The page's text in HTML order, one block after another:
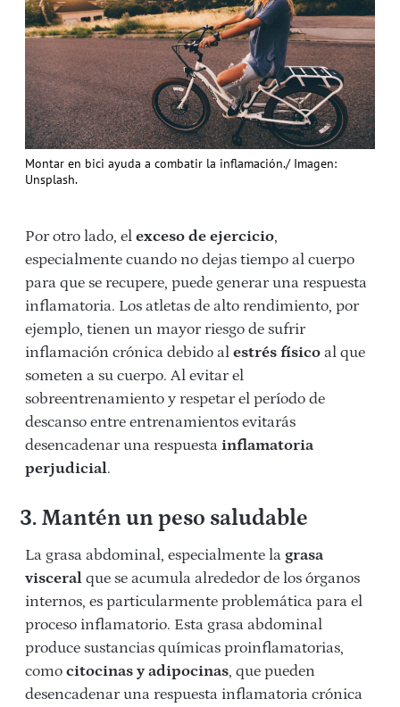
Montar en bici ayuda a combatir la inflamación./ Imagen:
Unsplash.
Por otro lado, el exceso de ejercicio,
especialmente cuando no dejas tiempo al cuerpo
para que se recupere, puede generar una respuesta
inflamatoria. Los atletas de alto rendimiento, por
ejemplo, tienen un mayor riesgo de sufrir
inflamación crónica debido al estrés físico al que
someten a su cuerpo. Al evitar el
sobreentrenamiento y respetar el período de
descanso entre entrenamientos evitarás
desencadenar una respuesta inflamatoria
perjudicial.
3. Mantén un peso saludable
La grasa abdominal, especialmente la grasa
visceral que se acumula alrededor de los órganos
internos, es particularmente problemática para el
proceso inflamatorio. Esta grasa abdominal
produce sustancias químicas proinflamatorias,
como citocinas y adipocinas, que pueden
desencadenar una respuesta inflamatoria crónica